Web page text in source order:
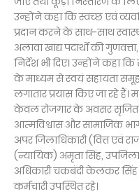
उन्होंने कहा कि स्वच्छ एवं
प्रदान करने के साथ-साथ
अलावा खाद्य पदार्थों की
निर्देश भी दिए। उन्होंने कहा
के माध्यम से स्वयं सहायता
लगातार प्रयास किए जा रहे हैं।
केवल रोजगार के अवसर
आत्मविश्वास और सामाजिक
अपर जिलाधिकारी (वित्त एवं
(न्यायिक) अमृता सिंह,
अधिकारी चकबंदी केलकर सिंह
कर्मचारी उपस्थित रहे।